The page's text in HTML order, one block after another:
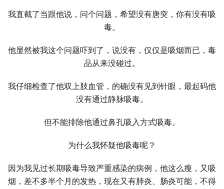
我直截了当跟他说，问个问题，希望没有唐突，你有没有吸
毒。
他显然被我这个问题吓到了，说没有，仅仅是吸烟而已，毒
品从来没碰过。
我仔细检查了他双上肢血管，的确没有见到针眼，最起码他
没有通过静脉吸毒。
但不能排除他通过鼻孔吸入方式吸毒。
为什么我怀疑他吸毒呢？
因为我见过长期吸毒导致严重感染的病例，他这么瘦，又吸
烟，差不多半个月的发热，现在又有肺炎、肠炎可能，不得